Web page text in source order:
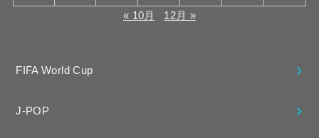
« 10月
12月 »
FIFA World Cup
J-POP